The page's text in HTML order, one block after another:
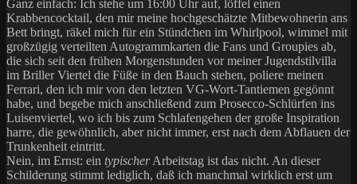
Ganz einfach: Ich stehe um 16:00 Uhr auf, löffel einen
Krabbencocktail, den mir meine hochgeschätzte Mitbewohnerin ans
Bett bringt, räkel mich für ein Stündchen im Whirlpool, wimmel mit
großzügig verteilten Autogrammkarten die Fans und Groupies ab,
die sich seit den frühen Morgenstunden vor meiner Jugendstilvilla
im Briller Viertel die Füße in den Bauch stehen, poliere meinen
Ferrari, den ich mir von den letzten VG-Wort-Tantiemen gegönnt
habe, und begebe mich anschließend zum Prosecco-Schlürfen ins
Luisenviertel, wo ich bis zum Schlafengehen der große Inspiration
harre, die gewöhnlich, aber nicht immer, erst nach dem Abflauen der
Trunkenheit eintritt.
Nein, im Ernst: ein typischerArbeitstag ist das nicht. An dieser
Schilderung stimmt lediglich, daß ich manchmal wirklich erst um